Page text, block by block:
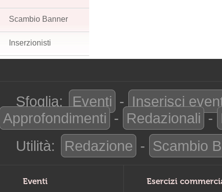
Scambio Banner
Inserzionisti
Sfoglia: Eventi - Inserisci
Approfondimenti - Redazionali -
Utilità:
Redazione - Scambio
Eventi Esercizi